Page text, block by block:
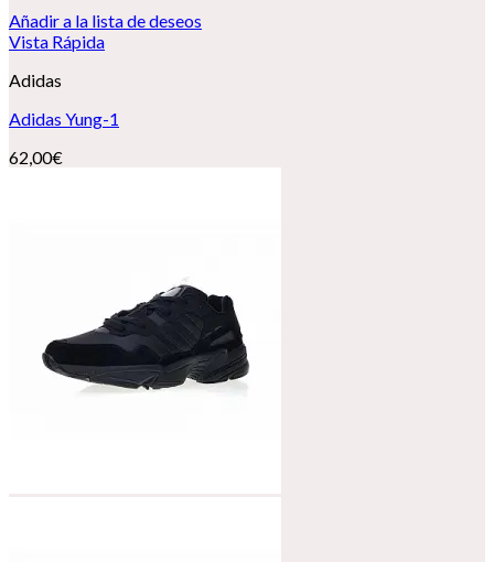
Añadir a la lista de deseos
Vista Rápida
Adidas
Adidas Yung-1
62,00€